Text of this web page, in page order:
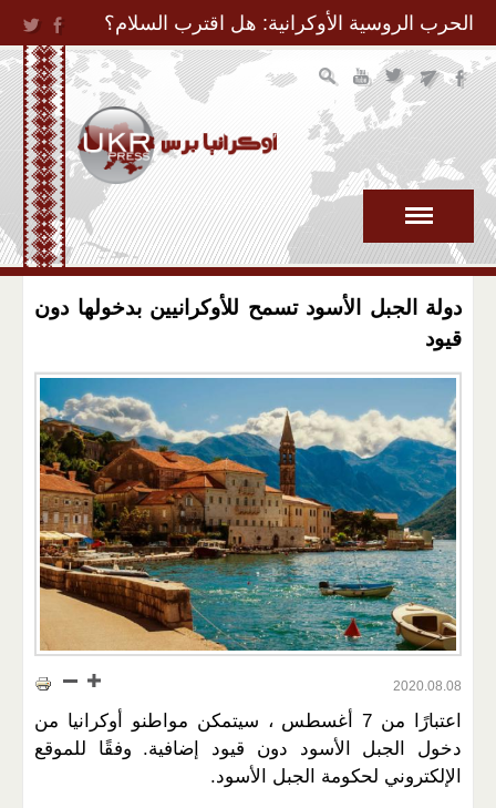
Jump to Navigation
الحرب الروسية الأوكرانية: هل اقترب السلام؟
دولة الجبل الأسود تسمح للأوكرانيين بدخولها دون
قيود
2020.08.08
اعتبارًا من 7 أغسطس ، سيتمكن مواطنو أوكرانيا من
دخول الجبل الأسود دون قيود إضافية. وفقًا للموقع
الإلكتروني لحكومة الجبل الأسود.